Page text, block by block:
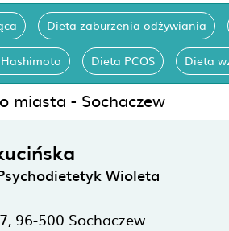
Dieta zaburzenia odżywiania
Dieta PCOS Dieta
miasta - Sochaczew
Wioleta
96-500 Sochaczew